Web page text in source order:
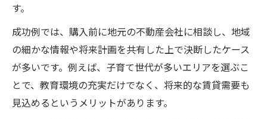
す。
成功例では、購入前に地元の不動産会社に相談し、地域
の細かな情報や将来計画を共有した上で決断したケース
が多いです。例えば、子育て世代が多いエリアを選ぶこ
とで、教育環境の充実だけでなく、将来的な賃貸需要も
見込めるというメリットがあります。